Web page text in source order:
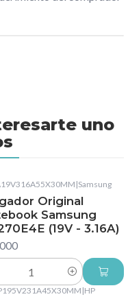
uno
|Samsung
Original
Samsung
(19V - 3.16A)
|HP